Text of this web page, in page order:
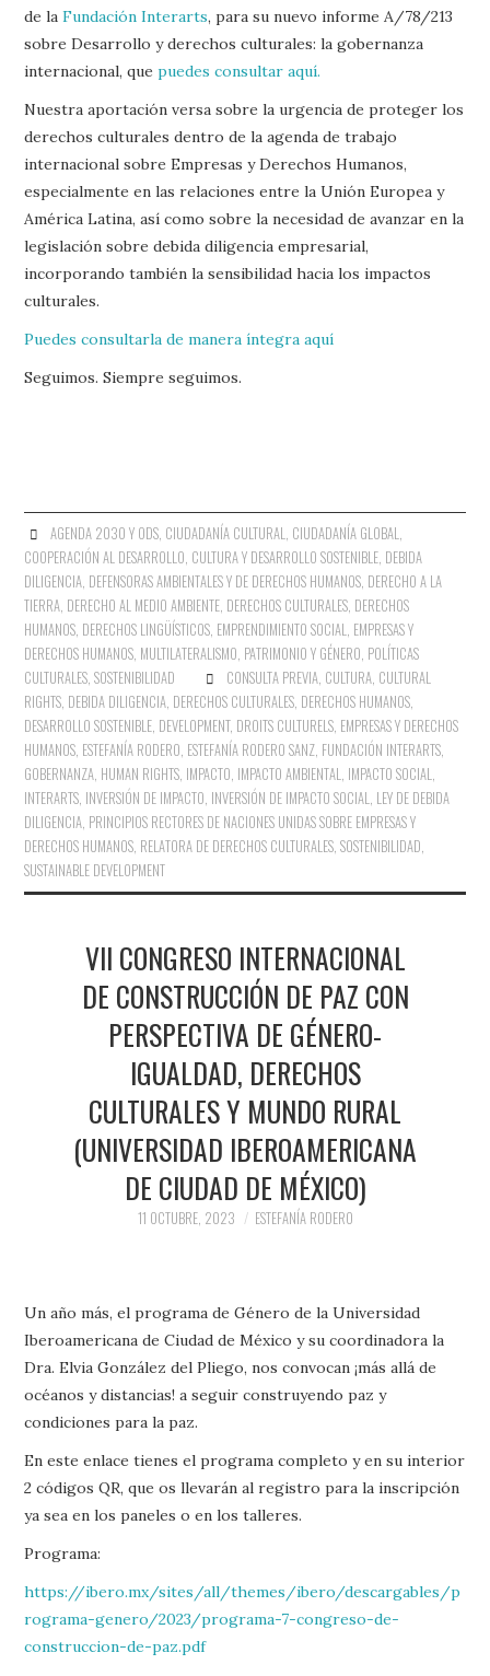
de laFundación Interarts, para su nuevo informe A/78/213
sobre Desarrollo y derechos culturales: la gobernanza
internacional, quepuedes consultar aquí.
Nuestra aportación versa sobre la urgencia de proteger los
derechos culturales dentro de la agenda de trabajo
internacional sobre Empresas y Derechos Humanos,
especialmente en las relaciones entre la Unión Europea y
América Latina, así como sobre la necesidad de avanzar en la
legislación sobre debida diligencia empresarial,
incorporando también la sensibilidad hacia los impactos
culturales.
Puedes consultarla de manera íntegra aquí
Seguimos. Siempre seguimos.
AGENDA 2030 Y ODS, CIUDADANÍA CULTURAL, CIUDADANÍA GLOBAL,
COOPERACIÓN AL DESARROLLO, CULTURA Y DESARROLLO SOSTENIBLE, DEBIDA
DILIGENCIA, DEFENSORAS AMBIENTALES Y DE DERECHOS HUMANOS, DERECHO A LA
TIERRA, DERECHO AL MEDIO AMBIENTE, DERECHOS CULTURALES, DERECHOS
HUMANOS, DERECHOS LINGÜÍSTICOS, EMPRENDIMIENTO SOCIAL, EMPRESAS Y
DERECHOS HUMANOS, MULTILATERALISMO, PATRIMONIO Y GÉNERO, POLÍTICAS
CULTURALES,SOSTENIBILIDAD CONSULTA PREVIA, CULTURA, CULTURAL
RIGHTS, DEBIDA DILIGENCIA, DERECHOS CULTURALES, DERECHOS HUMANOS,
DESARROLLO SOSTENIBLE, DEVELOPMENT, DROITS CULTURELS, EMPRESAS Y DERECHOS
HUMANOS, ESTEFANÍA RODERO, ESTEFANÍA RODERO SANZ, FUNDACIÓN INTERARTS,
GOBERNANZA, HUMAN RIGHTS, IMPACTO, IMPACTO AMBIENTAL, IMPACTO SOCIAL,
INTERARTS, INVERSIÓN DE IMPACTO, INVERSIÓN DE IMPACTO SOCIAL, LEY DE DEBIDA
DILIGENCIA, PRINCIPIOS RECTORES DE NACIONES UNIDAS SOBRE EMPRESAS Y
DERECHOS HUMANOS, RELATORA DE DERECHOS CULTURALES,SOSTENIBILIDAD,
SUSTAINABLE DEVELOPMENT
VII CONGRESO INTERNACIONAL
DE CONSTRUCCIÓN DE PAZ CON
PERSPECTIVA DE GÉNERO-
IGUALDAD, DERECHOS
CULTURALES Y MUNDO RURAL
(UNIVERSIDAD IBEROAMERICANA
DE CIUDAD DE MÉXICO)
11 OCTUBRE, 2023 ESTEFANÍA RODERO
Un año más, el programa de Género de la Universidad
Iberoamericana de Ciudad de México y su coordinadora la
Dra. Elvia González del Pliego, nos convocan ¡más allá de
océanos y distancias! a seguir construyendo paz y
condiciones para la paz.
En este enlace tienes el programa completo y en su interior
2 códigos QR, que os llevarán al registro para la inscripción
ya sea en los paneles o en los talleres.
Programa:
https://ibero.mx/sites/all/themes/ibero/descargables/p
rograma-genero/2023/programa-7-congreso-de-
construccion-de-paz.pdf